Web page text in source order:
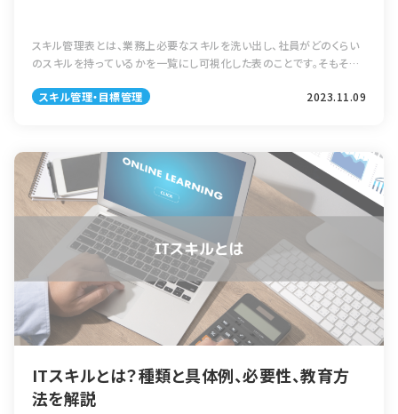
スキル管理表とは、業務上必要なスキルを洗い出し、社員がどのくらい
のスキルを持っているかを一覧にし可視化した表のことです。そもそも
事では紹介いたします。 また […]
スキル管理・目標管理 2023.11.09
ITスキルとは？種類と具体例、必要性、教育方
法を解説